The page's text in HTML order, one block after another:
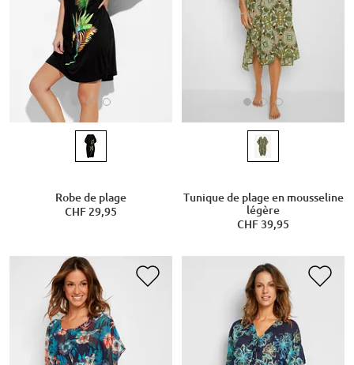
Robe de plage
CHF 29,95
Tunique de plage en mousseline
légère
CHF 39,95